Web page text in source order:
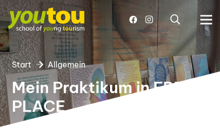
Start Allgemein
Mein Praktikum in FREE
PLACE